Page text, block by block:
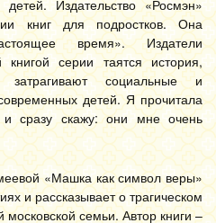
Издательство «Росмэн»
книг для подростков. Она
время». Издатели
серии таятся история,
затрагивают социальные и
детей. Я прочитала
сразу скажу: они мне очень
«Машка как символ веры»
и рассказывает о трагическом
семьи. Автор книги –